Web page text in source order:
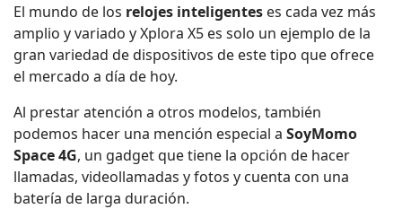
El mundo de los relojes inteligentes es cada vez más
amplio y variado y Xplora X5 es solo un ejemplo de la
gran variedad de dispositivos de este tipo que ofrece
el mercado a día de hoy.
Al prestar atención a otros modelos, también
podemos hacer una mención especial a SoyMomo
Space 4G, un gadget que tiene la opción de hacer
llamadas, videollamadas y fotos y cuenta con una
batería de larga duración.